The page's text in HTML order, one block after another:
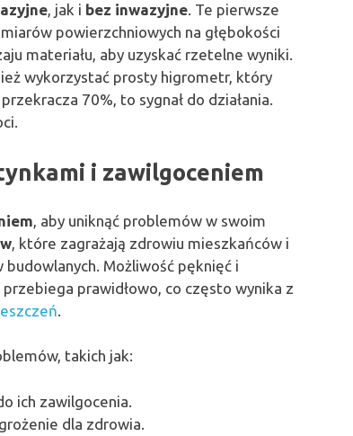
, jak i bez inwazyjne. Te pierwsze
powierzchniowych na głębokości
materiału, aby uzyskać rzetelne wyniki.
wykorzystać prosty higrometr, który
70%, to sygnał do działania.
i zawilgoceniem
, aby uniknąć problemów w swoim
, które zagrażają zdrowiu mieszkańców i
Możliwość pęknięć i
prawidłowo, co często wynika z
takich jak:
ich zawilgocenia.
dla zdrowia.